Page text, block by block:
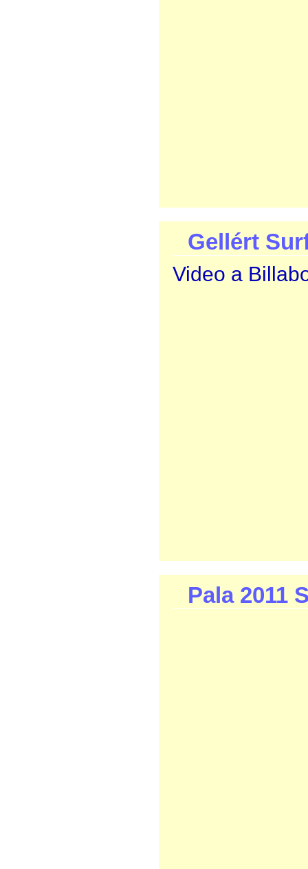
Gellért
Video a
Pala 2011